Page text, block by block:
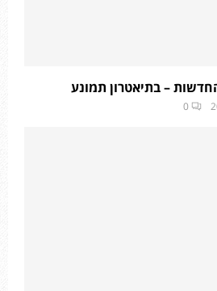
– בתיאטרון תמונע
0